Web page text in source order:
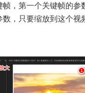
帧，第一个关键帧的参
，只要缩放到这个视